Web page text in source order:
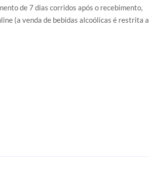
de 7 dias corridos após o recebimento,
(a venda de bebidas alcoólicas é restrita a